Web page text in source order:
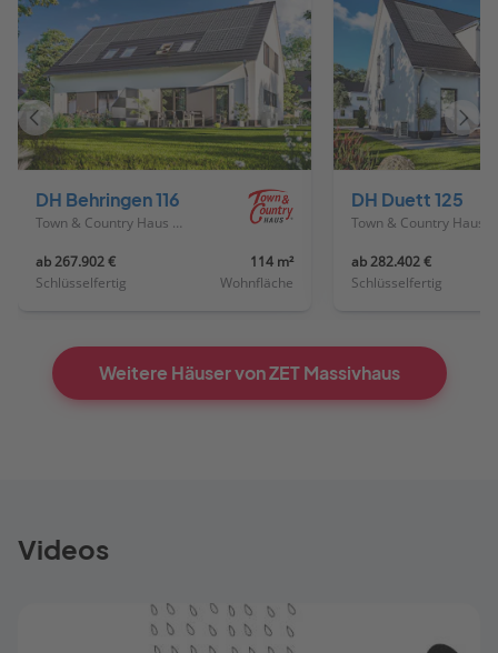
DH Behringen 116
Town & Country Haus Deutschland
ab 267.902 €
Schlüsselfertig
114 m²
Wohnfläche
DH Duett 125
ab 282.402 €
Schlüsselfertig
Vorheriges
Haus
Haus
Weitere Häuser von ZET Massivhaus
Videos